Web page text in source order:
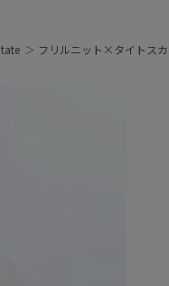
tate フリルニット×タイトス